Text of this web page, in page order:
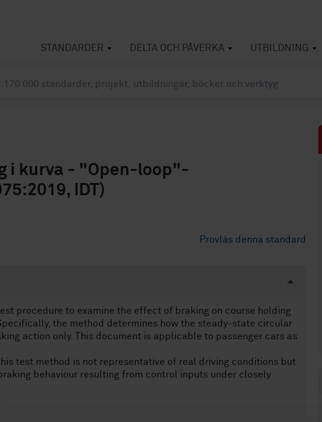
STANDARDER DELTA OCH PÅVERKA UTBILDNING
i kurva - "Open-loop"-
IDT)
Provläs denna standard
procedure to examine the effect of braking on course holding
the method determines how the steady-state circular
action only. This document is applicable to passenger cars as
test method is not representative of real driving conditions but
behaviour resulting from control inputs under closely